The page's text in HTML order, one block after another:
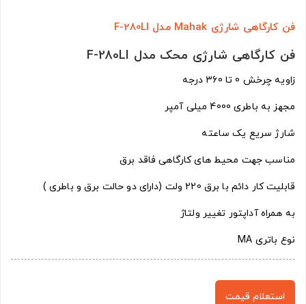
فن کارگاهی شارژی Mahak مدل F-280LI
فن کارگاهی شارژی محک مدل F-280LI
زاویه چرخش 0 تا 360 درجه
مجهز به باطری 4000 میلی آمپر
شارژ سریع یک ساعته
مناسب جهت محیط های کارگاهی فاقد برق
قابلیت کار دائم با برق 220 ولت (دارای دو حالت برق و باطری )
به همراه آداپتور تغییر ولتاژ
نوع باتری MA
استعلام قیمت